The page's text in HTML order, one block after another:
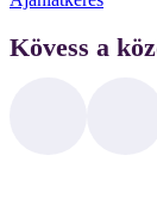
Kövess a